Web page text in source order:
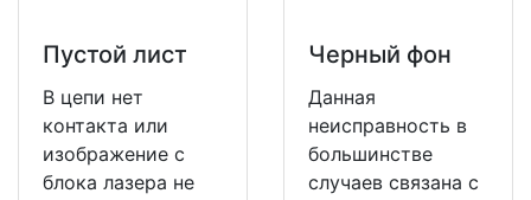
Пустой лист
В цепи нет
контакта или
изображение с
блока лазера не
Черный фон
Данная
неисправность в
большинстве
случаев связана с